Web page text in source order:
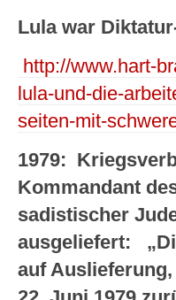
Lula war
http://www.hart-
lula-und-die-
seiten-mit-
1979:
Kommandant
sadistischer
ausgeliefert:
auf